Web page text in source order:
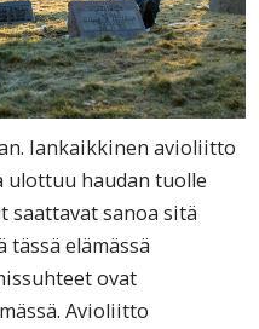
Iankaikkinen avioliitto
ulottuu haudan tuolle
saattavat sanoa sitä
elämässä
ovat
Avioliitto